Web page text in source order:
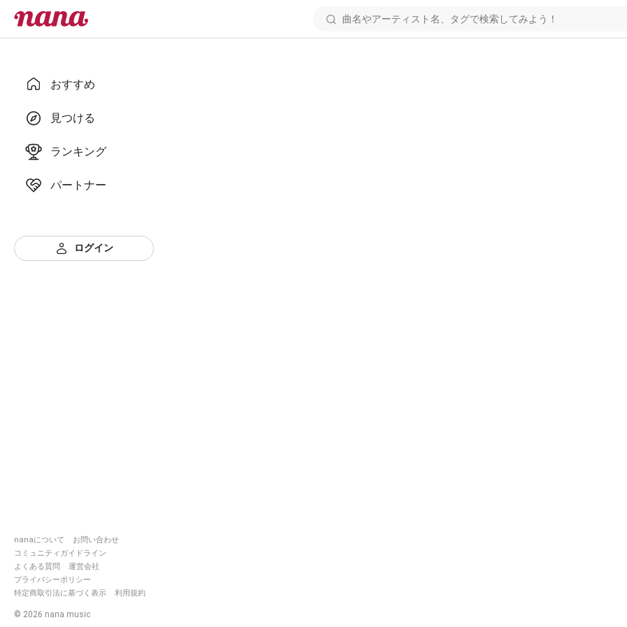
おすすめ
見つける
ランキング
パートナー
ログイン
nanaについて
お問い合わせ
コミュニティガイドライン
よくある質問
運営会社
プライバシーポリシー
特定商取引法に基づく表示
利用規約
© 2026 nana music